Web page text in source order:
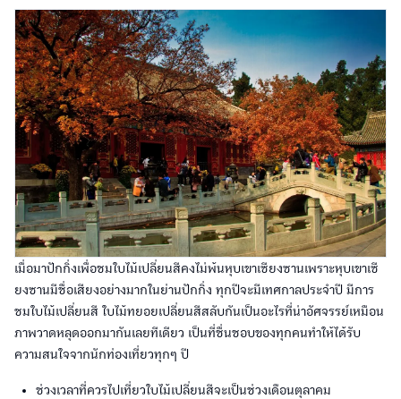
เมื่อมาปักกิ่งเพื่อชมใบไม้เปลี่ยนสีคงไม่พ้นหุบเขาเซียงซานเพราะหุบเขาเซี
ยงซานมีชื่อเสียงอย่างมากในย่านปักกิ่ง ทุกปีจะมีเทศกาลประจำปี มีการ
ชมใบไม้เปลี่ยนสี ใบไม้ทยอยเปลี่ยนสีสลับกันเป็นอะไรที่น่าอัศจรรย์เหมือน
ภาพวาดหลุดออกมากันเลยทีเดียว เป็นที่ชื่นชอบของทุกคนทำให้ได้รับ
ความสนใจจากนักท่องเที่ยวทุกๆ ปี
ช่วงเวลาที่ควรไปเที่ยวใบไม้เปลี่ยนสีจะเป็นช่วงเดือนตุลาคม